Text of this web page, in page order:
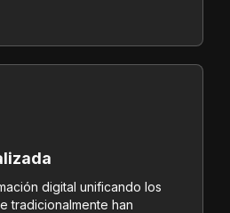
digital unificando los
tradicionalmente han